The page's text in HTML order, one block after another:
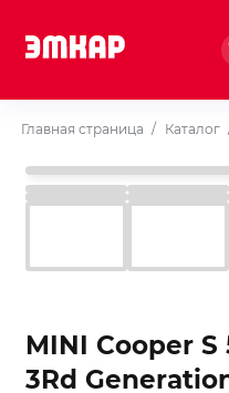
Главная страница / Каталог
MINI Cooper S
3Rd